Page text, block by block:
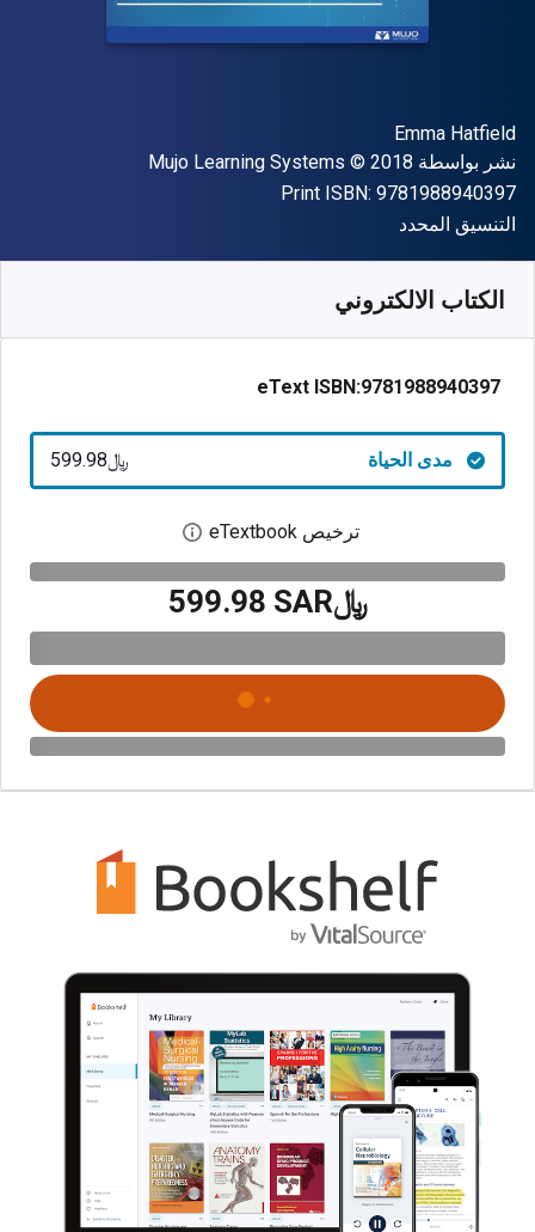
المؤلف (المؤلفون)
Emma Hatfield
الناشر
نشر بواسطة Mujo Learning Systems
حقوق الطبع والنشر © 2018
Print ISBN: 9781988940397
شكل
التنسيق المحدد
الكتاب الالكتروني
eText ISBN:9781988940397
مدى الحياة ﷼‎599.98
ترخيص eTextbook افتح مربع حوار
﷼‎599.98 SAR